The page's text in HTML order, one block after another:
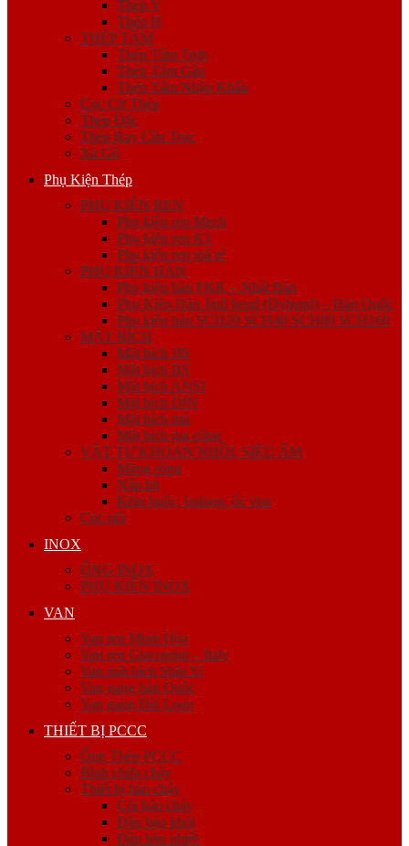
Thép V
Thép H
THÉP TẤM
Thép Tấm Trơn
Thép Tấm Gân
Thép Tấm Nhập Khẩu
Cọc Cừ Thép
Thép Đặc
Thép Ray Cầu Trục
Xà Gồ
Phụ Kiện Thép
PHỤ KIỆN REN
Phụ kiện ren Mech
Phụ kiện ren K1
Phụ kiện ren giá rẻ
PHỤ KIỆN HÀN
Phụ kiện hàn FKK – Nhật Bản
Phụ Kiện Hàn Jinil bend (Dybend) – Hàn Quốc
Phụ kiện hàn SCH20 SCH40 SCH80 SCH160
MẶT BÍCH
Mặt bích JIS
Mặt bích BS
Mặt bích ANSI
Mặt bích DIN
Mặt bích mù
Mặt bích gia công
VẬT TƯ KHOAN NHỒI, SIÊU ÂM
Măng sông
Nắp bịt
Kẽm buộc, bulong, ốc viss
Cóc nối
INOX
ỐNG INOX
PHỤ KIỆN INOX
VAN
Van ren Minh Hòa
Van ren Giacomini – Italy
Van mặt bích Shin Yi
Van gang hàn Quốc
Van gang Đài Loan
THIẾT BỊ PCCC
Ống Thép PCCC
Bình chữa cháy
Thiết bị báo cháy
Còi báo cháy
Đầu báo khói
Đầu báo nhiệt